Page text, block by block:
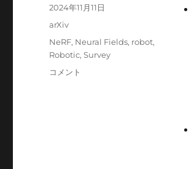
投
2024年11月11日
カ
ー
arXiv
タ
グ
NeRF, Neural Fields, robot,
Robotic,Survey
Neural
コメント